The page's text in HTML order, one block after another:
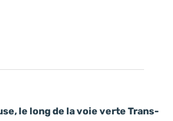
le long de la voie verte Trans-